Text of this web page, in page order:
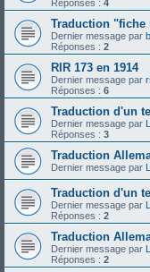
Réponses : 4
Traduction "fiche
Dernier message par
Réponses : 2
RIR 173 en 1914
Dernier message par
Réponses : 6
Traduction d'un
Dernier message par
Réponses : 3
Traduction
Dernier message par
Traduction d'un
Dernier message par
Réponses : 2
Traduction
Dernier message par
Réponses : 2